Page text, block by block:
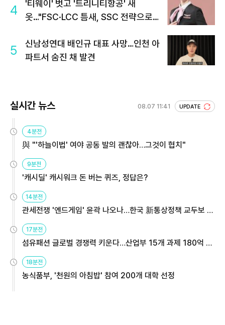
4
'티웨이' 벗고 '트리니티항공' 새
옷…"FSC·LCC 틈새, SSC 전략으로
5
신남성연대 배인규 대표 사망…인천 아
파트서 숨진 채 발견
실시간 뉴스 08.07 11:41 UPDATE
4분전
與 "'하늘이법' 여야 공동 발의 괜찮아…그것이 협치"
9분전
'캐시딜' 캐시워크 돈 버는 퀴즈, 정답은?
14분전
관세전쟁 '엔드게임' 윤곽 나오나…한국 新통상정책 교두보 활
용해야
17분전
섬유패션 글로벌 경쟁력 키운다…산업부 15개 과제 180억 지
원
18분전
농식품부, '천원의 아침밥' 참여 200개 대학 선정